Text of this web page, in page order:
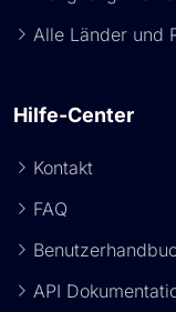
Alle Länder und
Hilfe-Center
Kontakt
FAQ
API